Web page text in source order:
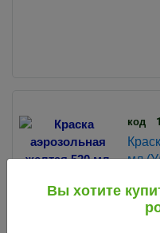
код
мл
Вы хотите